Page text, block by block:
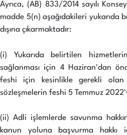
Ayrıca, (AB) 833/2014 sayılı
madde 5(n) aşağıdakileri yukarıda
dışına çıkarmaktadır:
(i) Yukarıda belirtilen
sağlanması için 4 Haziran'dan
feshi için kesinlikle gerekli
sözleşmelerin feshi 5 Temmuz
(ii) Adli işlemlerde savunma
kanun yoluna başvurma hakkı